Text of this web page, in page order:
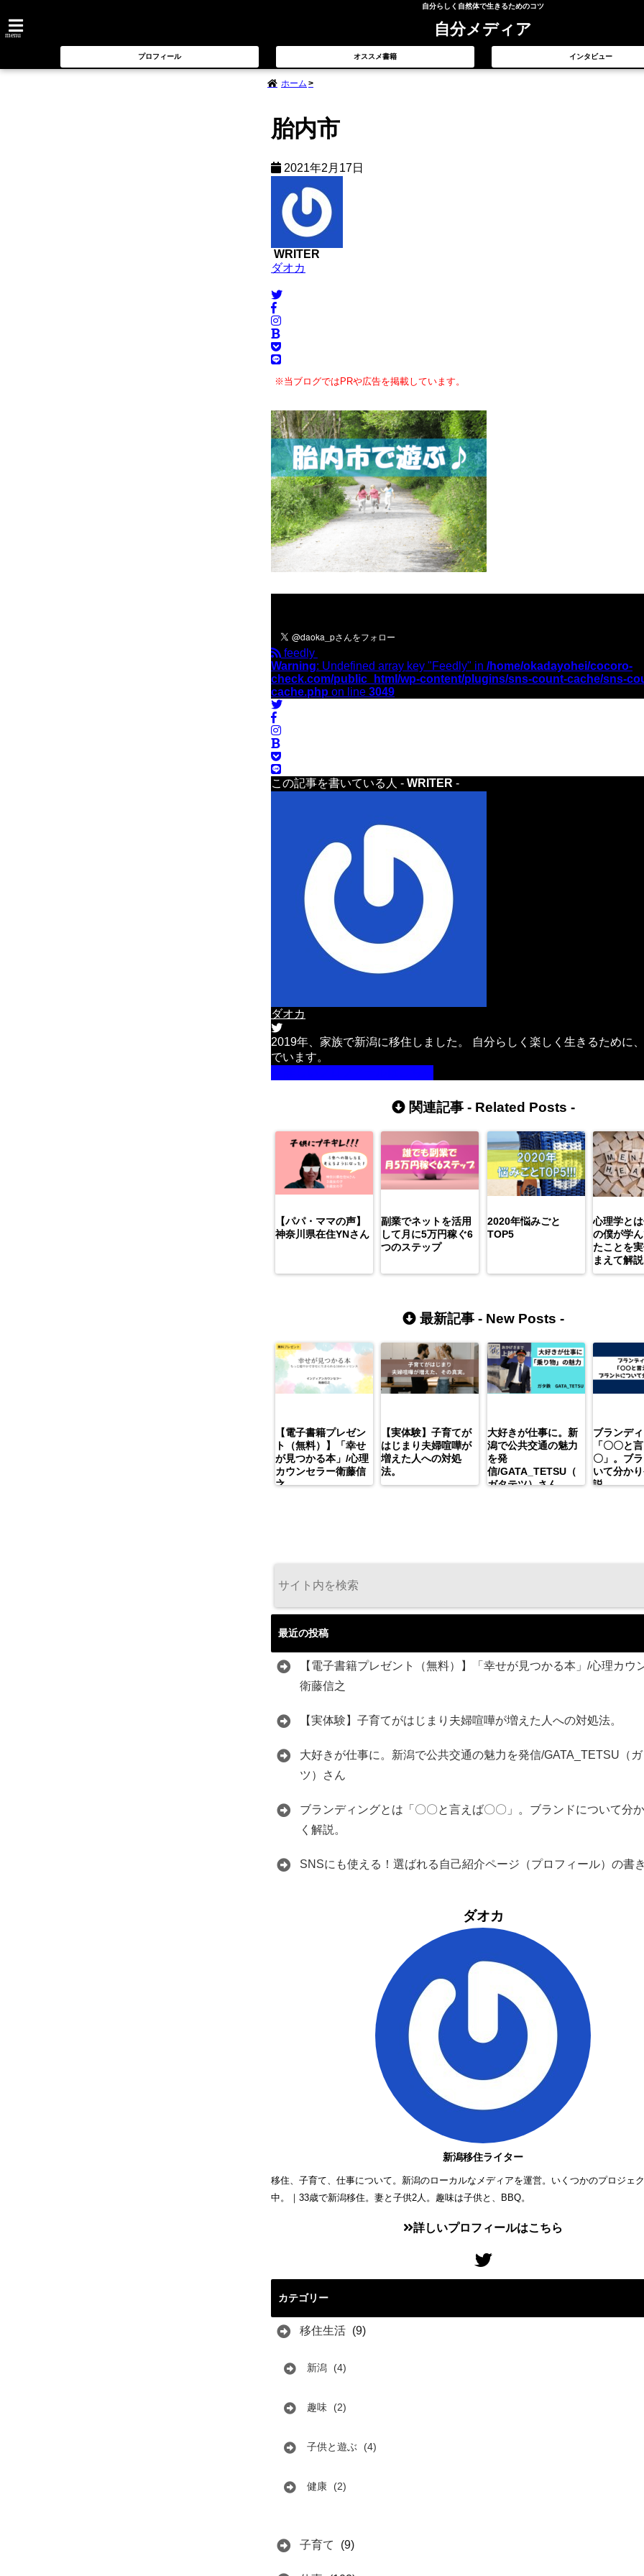
自分らしく自然体で生きるためのコツ
menu 自分メディア
プロフィール オススメ書籍 インタビュー
ホーム
胎内市
2021年2月17日
WRITER
ダオカ
※当ブログではPRや広告を掲載しています。
feedly
Warning: Undefined array key "Feedly" in /home/okadayohei/cocoro-
check.com/public_html/wp-content/plugins/sns-count-cache/sns-
cache.php on line 3049
この記事を書いている人 - WRITER -
ダオカ
2019年、家族で新潟に移住しました。 自分らしく楽しく生きるために
でいます。
関連記事 - Related Posts -
【パパ・ママの声】
神奈川県在住YNさん
副業でネットを活用
して月に5万円稼ぐ6
つのステップ
2020年悩みごと
TOP5
心理学と
の僕が学
たことを
まえて解
最新記事 - New Posts -
【電子書籍プレゼン
ト（無料）】「幸せ
が見つかる本」/心理
カウンセラー衛藤信
之
【実体験】子育てが
はじまり夫婦喧嘩が
増えた人への対処
法。
大好きが仕事に。新
潟で公共交通の魅力
を発
信/GATA_TETSU（
ガタテツ）さん
ブランデ
「〇〇と
〇」。ブ
いて分か
説。
最近の投稿
【電子書籍プレゼント（無料）】「幸せが見つかる本」/心理カウ
衛藤信之
【実体験】子育てがはじまり夫婦喧嘩が増えた人への対処法。
大好きが仕事に。新潟で公共交通の魅力を発信/GATA_TETSU（
ツ）さん
ブランディングとは「〇〇と言えば〇〇」。ブランドについて分
く解説。
SNSにも使える！選ばれる自己紹介ページ（プロフィール）の書
ダオカ
新潟移住ライター
移住、子育て、仕事について。新潟のローカルなメディアを運営。いくつかのプロジェ
中。｜33歳で新潟移住。妻と子供2人。趣味は子供と、BBQ。
詳しいプロフィールはこちら
カテゴリー
移住生活 (9)
新潟 (4)
趣味 (2)
子供と遊ぶ (4)
健康 (2)
子育て (9)